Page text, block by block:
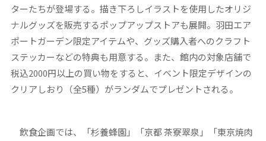
ターたちが登場する。描き下ろしイラストを使用したオリジ
ナルグッズを販売するポップアップストアも展開。羽田エア
ポートガーデン限定アイテムや、グッズ購入者へのクラフト
ステッカーなどの特典も用意する。また、館内の対象店舗で
税込2000円以上の買い物をすると、イベント限定デザインの
クリアしおり（全5種）がランダムでプレゼントされる。
飲食企画では、「杉養蜂園」「京都 茶寮翠泉」「東京焼肉